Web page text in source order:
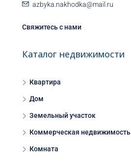
azbyka.nakhodka@mail.ru
Свяжитесь с нами
Каталог недвижимости
Квартира
Дом
Земельный участок
Коммерческая недвижимость
Комната